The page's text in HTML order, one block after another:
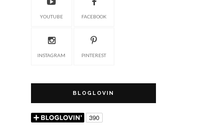
YOUTUBE FACEBOOK
INSTAGRAM PINTEREST
BLOGLOVIN